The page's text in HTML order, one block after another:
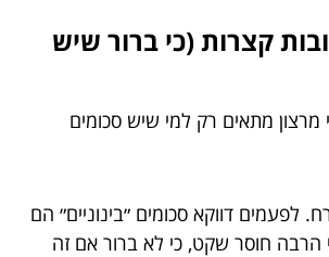
קצרות (כי ברור שיש
מרצון מתאים רק למי שיש סכומים
לפעמים דווקא סכומים ״בינוניים״ הם
הרבה חוסר שקט, כי לא ברור אם זה